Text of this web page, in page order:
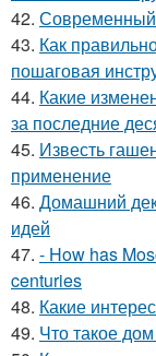
42. Современный
43. Как
пошаговая
44. Какие
за последние
45. Известь
применение
46. Домашний
идей
47. - How has
centuries
48. Какие
49. Что такое